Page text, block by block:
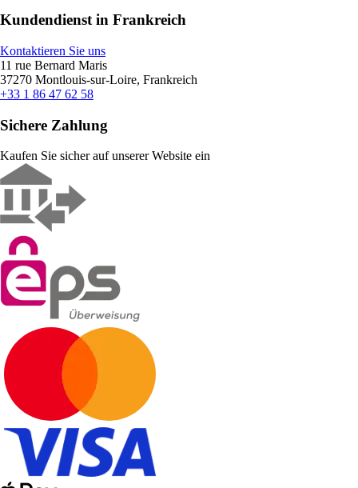
Kundendienst in Frankreich
Kontaktieren Sie uns
11 rue Bernard Maris
37270 Montlouis-sur-Loire, Frankreich
+33 1 86 47 62 58
Sichere Zahlung
Kaufen Sie sicher auf unserer Website ein